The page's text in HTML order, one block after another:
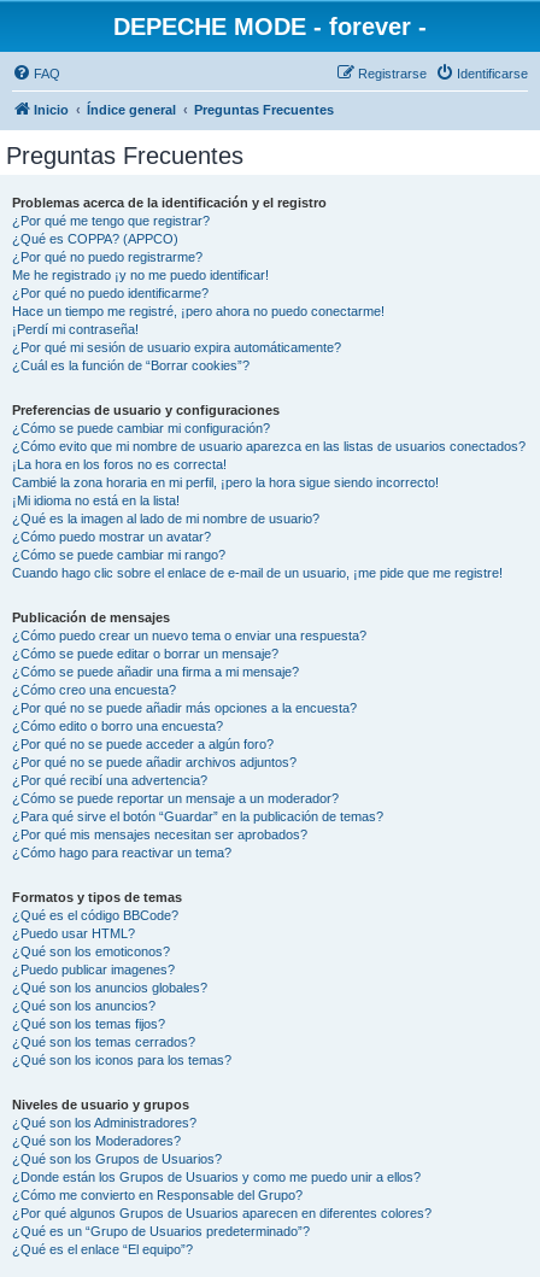
DEPECHE MODE - forever -
FAQ Identificarse
Registrarse
Inicio Índice general Preguntas Frecuentes
Preguntas Frecuentes
Problemas acerca de la identificación y el registro
¿Por qué me tengo que registrar?
¿Qué es COPPA? (APPCO)
¿Por qué no puedo registrarme?
Me he registrado ¡y no me puedo identificar!
¿Por qué no puedo identificarme?
Hace un tiempo me registré, ¡pero ahora no puedo conectarme!
¡Perdí mi contraseña!
¿Por qué mi sesión de usuario expira automáticamente?
¿Cuál es la función de “Borrar cookies”?
Preferencias de usuario y configuraciones
¿Cómo se puede cambiar mi configuración?
¿Cómo evito que mi nombre de usuario aparezca en las listas de usuarios conectados?
¡La hora en los foros no es correcta!
Cambié la zona horaria en mi perfil, ¡pero la hora sigue siendo incorrecto!
¡Mi idioma no está en la lista!
¿Qué es la imagen al lado de mi nombre de usuario?
¿Cómo puedo mostrar un avatar?
¿Cómo se puede cambiar mi rango?
Cuando hago clic sobre el enlace de e-mail de un usuario, ¡me pide que me registre!
Publicación de mensajes
¿Cómo puedo crear un nuevo tema o enviar una respuesta?
¿Cómo se puede editar o borrar un mensaje?
¿Cómo se puede añadir una firma a mi mensaje?
¿Cómo creo una encuesta?
¿Por qué no se puede añadir más opciones a la encuesta?
¿Cómo edito o borro una encuesta?
¿Por qué no se puede acceder a algún foro?
¿Por qué no se puede añadir archivos adjuntos?
¿Por qué recibí una advertencia?
¿Cómo se puede reportar un mensaje a un moderador?
¿Para qué sirve el botón “Guardar” en la publicación de temas?
¿Por qué mis mensajes necesitan ser aprobados?
¿Cómo hago para reactivar un tema?
Formatos y tipos de temas
¿Qué es el código BBCode?
¿Puedo usar HTML?
¿Qué son los emoticonos?
¿Puedo publicar imagenes?
¿Qué son los anuncios globales?
¿Qué son los anuncios?
¿Qué son los temas fijos?
¿Qué son los temas cerrados?
¿Qué son los iconos para los temas?
Niveles de usuario y grupos
¿Qué son los Administradores?
¿Qué son los Moderadores?
¿Qué son los Grupos de Usuarios?
¿Donde están los Grupos de Usuarios y como me puedo unir a ellos?
¿Cómo me convierto en Responsable del Grupo?
¿Por qué algunos Grupos de Usuarios aparecen en diferentes colores?
¿Qué es un “Grupo de Usuarios predeterminado”?
¿Qué es el enlace “El equipo”?